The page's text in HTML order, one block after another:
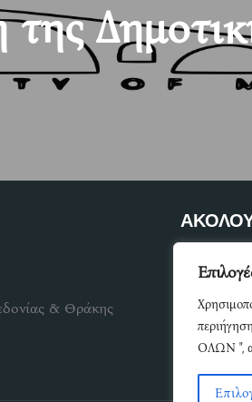
ΟΛΩΝ ",
& Θράκης
Γίνετε